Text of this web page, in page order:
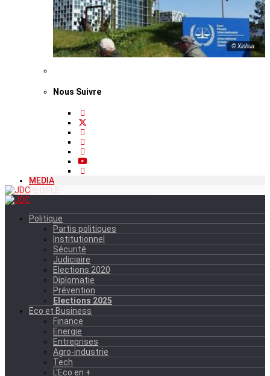
© Xinhua
Nous Suivre
MEDIA
PEOPLE
Politique
Partis politiques
Institutionnel
Sécurité
Judiciaire
Elections 2020
Diplomatie
Prévention
Elections 2025
Eco et Business
Finance
Energie
Entreprises
Agro-industrie
Tech
L'Eco en +